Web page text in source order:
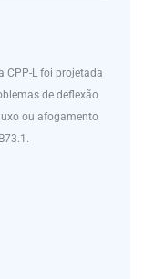
CPP-L foi projetada
de deflexão
ou afogamento